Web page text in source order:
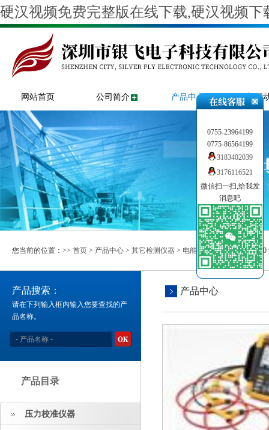
硬汉视频免费完整版在线下载,硬汉视频
网站首页 公司简介 产品中心 新闻
您当前的位置：>> 首页 > 产品中心 > 其它检测仪器 > 电能质量分析>> Fluke 810
产品搜索：
请在下列输入框内输入您要查找的产
品名称。
产品目录
压力校准仪器
产品中心
0755-23964199
0775-86564199
3183402039
3176116521
微信扫一扫,给我发
消息吧